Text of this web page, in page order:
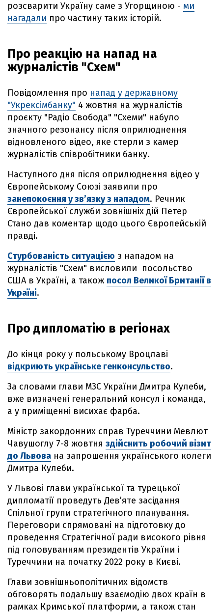
розсварити Україну саме з Угорщиною - ми
нагадали про частину таких історій.
Про реакцію на напад на
журналістів "Схем"
Повідомлення про напад у державному
"Укрексімбанку" 4 жовтня на журналістів
проєкту "Радіо Свобода" "Схеми" набуло
значного резонансу після оприлюднення
відновленого відео, яке стерли з камер
журналістів співробітники банку.
Наступного дня після оприлюднення відео у
Європейському Союзі заявили про
занепокоєння у зв’язку з нападом. Речник
Європейської служби зовнішніх дій Петер
Стано дав коментар щодо цього Європейській
правді.
Стурбованість ситуацією з нападом на
журналістів "Схем" висловили посольство
США в Україні, а також посол Великої Британії в
Україні.
Про дипломатію в регіонах
До кінця року у польському Вроцлаві
відкриють українське генконсульство.
За словами глави МЗС України Дмитра Кулеби,
вже визначені генеральний консул і команда,
а у приміщенні висихає фарба.
Міністр закордонних справ Туреччини Мевлют
Чавушоглу 7-8 жовтня здійснить робочий візит
до Львова на запрошення українського колеги
Дмитра Кулеби.
У Львові глави української та турецької
дипломатії проведуть Дев’яте засідання
Спільної групи стратегічного планування.
Переговори спрямовані на підготовку до
проведення Стратегічної ради високого рівня
під головуванням президентів України і
Туреччини на початку 2022 року в Києві.
Глави зовнішньополітичних відомств
обговорять подальшу взаємодію двох країн в
рамках Кримської платформи, а також стан